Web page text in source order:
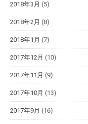
2018年3月 (5)
2018年2月 (8)
2018年1月 (7)
2017年12月 (10)
2017年11月 (9)
2017年10月 (13)
2017年9月 (16)